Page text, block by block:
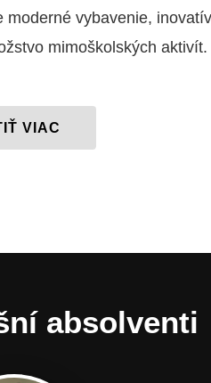
moderné vybavenie,
mimoškolských aktivít.
VIAC
absolventi